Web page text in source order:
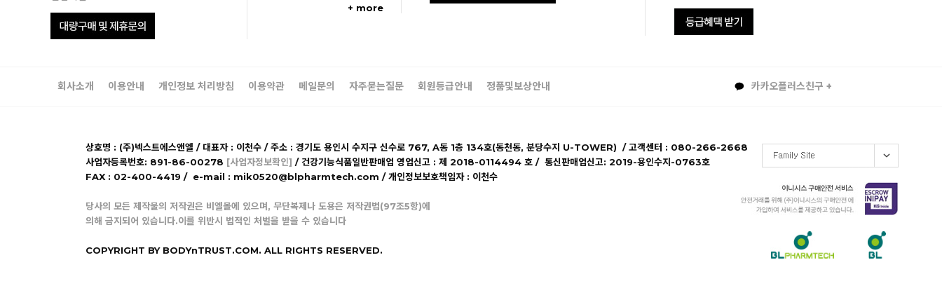
+ more
회사소개 이용안내 개인정보 처리방침 이용약관 메일문의 자주묻는질문 회원등급안내 정품및보상안내 카카오플러스친구 +
상호명 : (주)넥스트에스앤엘 / 대표자 : 이천수 / 주소 : 경기도 용인시 수지구 신수로 767, A동 1층 134호(동천동, 분당수지 U-TOWER) / 고객센터 : 080-266-2668
사업자등록번호: 891-86-00278 [사업자정보확인] / 건강기능식품일반판매업 영업신고 : 제 2018-0114494 호 / 통신판매업신고: 2019-용인수지-0763호
FAX : 02-400-4419 / e-mail : mik0520@blpharmtech.com / 개인정보보호책임자 : 이천수
당사의 모든 제작물의 저작권은 비엘몰에 있으며, 무단복제나 도용은 저작권법(97조5항)에
의해 금지되어 있습니다.이를 위반시 법적인 처벌을 받을 수 있습니다
COPYRIGHT BY BODYnTRUST.COM. ALL RIGHTS RESERVED.